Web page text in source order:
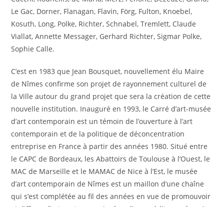
Le Gac, Dorner, Flanagan, Flavin, Förg, Fulton, Knoebel,
Kosuth, Long, Polke, Richter, Schnabel, Tremlett, Claude
Viallat, Annette Messager, Gerhard Richter, Sigmar Polke,
Sophie Calle.
C’est en 1983 que Jean Bousquet, nouvellement élu Maire
de Nîmes confirme son projet de rayonnement culturel de
la Ville autour du grand projet que sera la création de cette
nouvelle institution. Inauguré en 1993, le Carré d’art-musée
d’art contemporain est un témoin de l’ouverture à l’art
contemporain et de la politique de déconcentration
entreprise en France à partir des années 1980. Situé entre
le CAPC de Bordeaux, les Abattoirs de Toulouse à l’Ouest, le
MAC de Marseille et le MAMAC de Nice à l’Est, le musée
d’art contemporain de Nîmes est un maillon d’une chaîne
qui s’est complétée au fil des années en vue de promouvoir